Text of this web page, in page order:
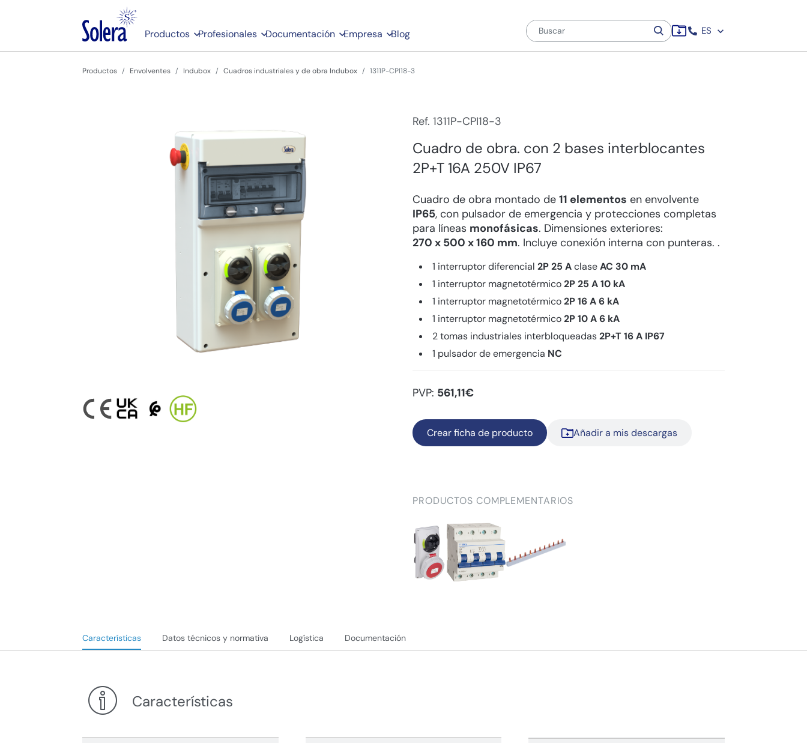
Productos Profesionales Documentación Empresa Blog ES
Productos Envolventes Indubox Cuadros industriales y de obra Indubox 1311P-CPI18-3
Ref. 1311P-CPI18-3
Cuadro de obra. con 2 bases interblocantes
2P+T 16A 250V IP67
Cuadro de obra montado de 11 elementos en envolvente
IP65, con pulsador de emergencia y protecciones completas
para líneas monofásicas. Dimensiones exteriores:
270 x 500 x 160 mm. Incluye conexión interna con punteras. .
1 interruptor diferencial 2P 25 AclaseAC 30 mA
1 interruptor magnetotérmico2P 25 A 10 kA
1 interruptor magnetotérmico2P 16 A 6 kA
1 interruptor magnetotérmico2P 10 A 6 kA
2 tomas industriales interbloqueadas2P+T 16 A IP67
1 pulsador de emergencia NC
PVP: 561,11€
Crear ficha de producto Añadir a mis descargas
PRODUCTOS COMPLEMENTARIOS
Características Datos técnicos y normativa Logística Documentación
Características